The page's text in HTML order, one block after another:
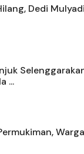
Dedi
...